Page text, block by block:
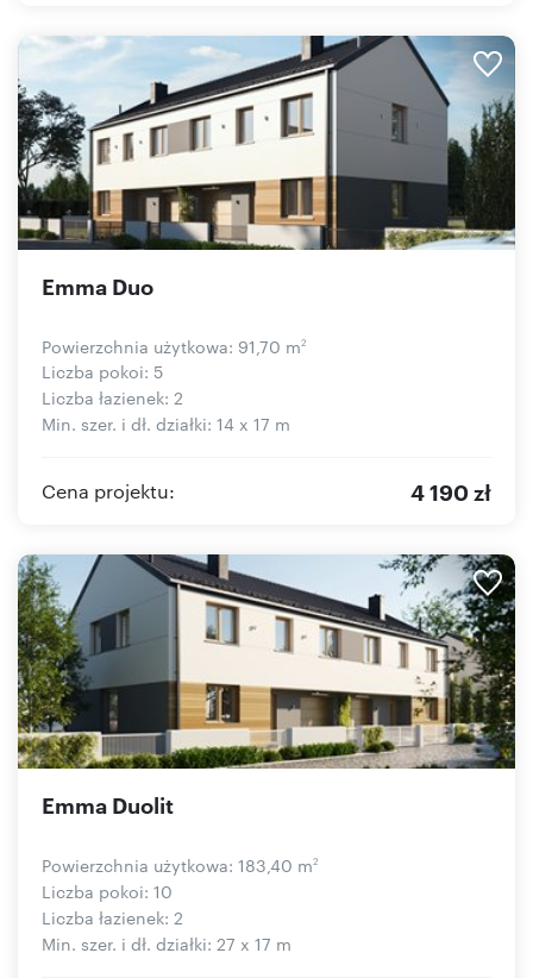
Emma Duo
Powierzchnia użytkowa: 91,70 m2
Liczba pokoi: 5
Liczba łazienek: 2
Min. szer. i dł. działki: 14 x 17 m
Cena projektu: 4 190 zł
Emma Duolit
Powierzchnia użytkowa: 183,40 m2
Liczba pokoi: 10
Liczba łazienek: 2
Min. szer. i dł. działki: 27 x 17 m